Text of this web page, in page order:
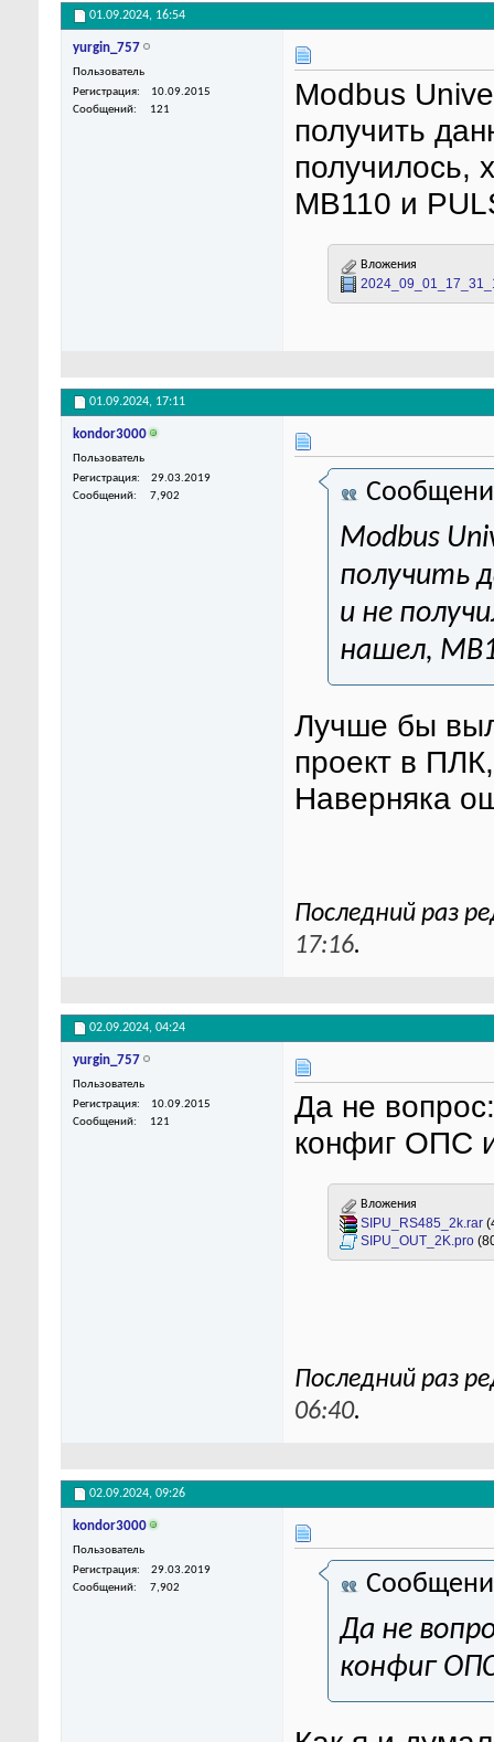
01.09.2024, 16:54
yurgin_757
Пользователь
Регистрация
10.09.2015
Сообщений
121
Modbus
получить
получилось,
МВ110 и
Вложения
01.09.2024, 17:11
kondor3000
Пользователь
Регистрация
29.03.2019
Сообщений
7,902
Modbus
получить
и не
нашел,
Лучше бы
проект в
Наверняка
Последний раз
17:16.
02.09.2024, 04:24
yurgin_757
Пользователь
Регистрация
10.09.2015
Сообщений
121
Да не вопрос:
конфиг ОПС
Вложения
SIPU_RS485_2k.rar
SIPU_OUT_2K.pro
Последний раз
06:40.
02.09.2024, 09:26
kondor3000
Пользователь
Регистрация
29.03.2019
Сообщений
7,902
Да не
конфиг